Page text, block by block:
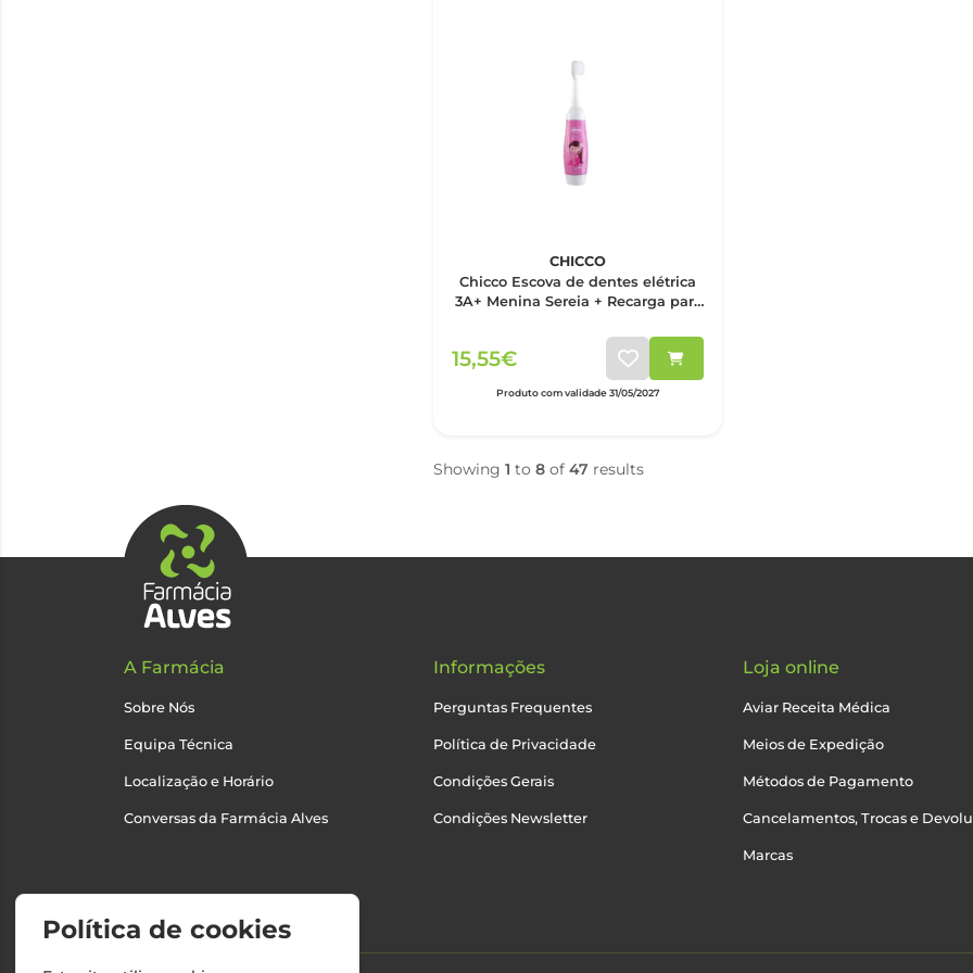
CHICCO
Chicco Escova de dentes elétrica
3A+ Menina Sereia + Recarga para
15,55€
Produto com validade 31/05/2027
Showing 1 to 8 of 47 results
A Farmácia
Sobre Nós
Equipa Técnica
Localização e Horário
Conversas da Farmácia Alves
Informações
Perguntas Frequentes
Política de Privacidade
Condições Gerais
Condições Newsletter
Loja online
Aviar Receita Médica
Meios de Expedição
Métodos de Pagamento
Cancelamentos, Trocas e
Marcas
Política de cookies